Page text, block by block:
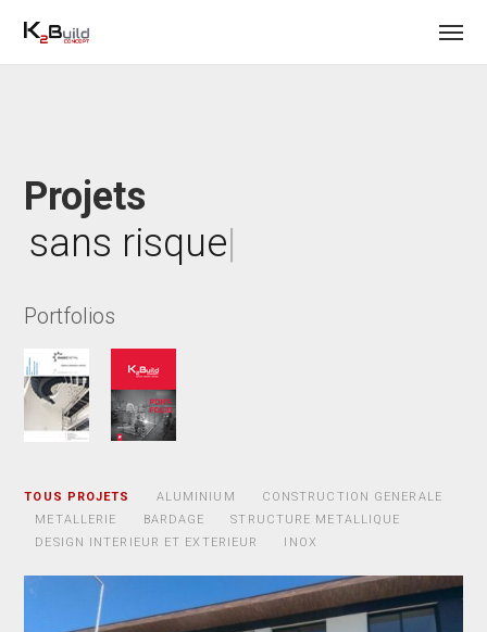
Projets
avec
Portfolios
TOUS PROJETS ALUMINIUM
CONSTRUCTION GENERALE
METALLERIE
BARDAGE
STRUCTURE METALLIQUE
DESIGN INTERIEUR ET EXTERIEUR
INOX